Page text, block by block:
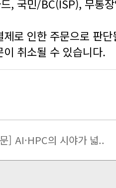
취소될 수 있습니다.
] AI·HPC의 시야가 넓..